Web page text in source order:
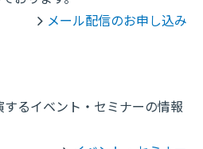
メール配信のお申し込み
るイベント・セミナーの情報